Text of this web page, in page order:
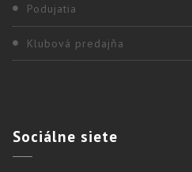
Podujatia
Klubová predajňa
Sociálne siete